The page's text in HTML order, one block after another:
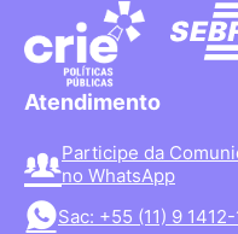
Atendimento
Participe da
no WhatsApp
Sac: +55 (11) 9